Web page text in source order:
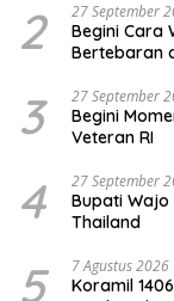
2 27 September
Begini Cara
Bertebaran
3 27 September
Begini
Veteran RI
4 27 September
Bupati Wajo
Thailand
5 7 Agustus 2026
Koramil